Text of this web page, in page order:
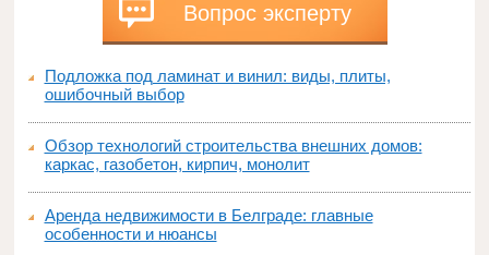
Вопрос эксперту
Подложка под ламинат и винил: виды, плиты,
ошибочный выбор
Обзор технологий строительства внешних домов:
каркас, газобетон, кирпич, монолит
Аренда недвижимости в Белграде: главные
особенности и нюансы